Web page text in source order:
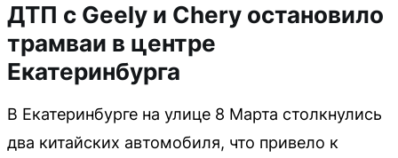
ДТП с Geely и Chery остановило
трамваи в центре
Екатеринбурга
В Екатеринбурге на улице 8 Марта столкнулись
два китайских автомобиля, что привело к